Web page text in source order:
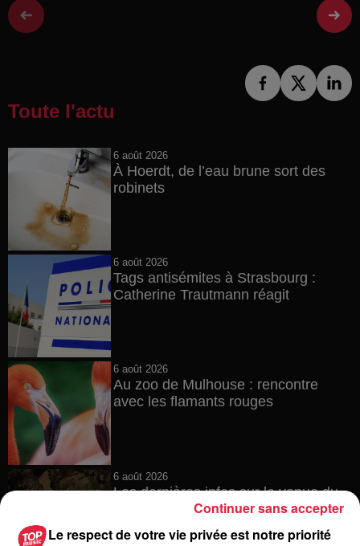
Toute l'actu
6 août 2026
À Hoerdt, de l’eau brune sort des
robinets
6 août 2026
Tags antisémites à Strasbourg :
Catherine Trautmann réagit
6 août 2026
Au zoo de Mulhouse : rencontre
avec les flamants rouges
6 août 2026
Les dernières infos sur la venue du
pape à Metz en septembre
Le respect de votre vie privée est notre priorité
Continuer sans accepter